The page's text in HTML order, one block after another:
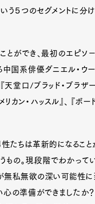
う５つのセグメントに分
ができ、最初のエピソ
国系俳優ダニエル・ウ
天堂口/ブラッド・ブラザ
メリカン・ハッスル』、 『
性たちは革新的になるこ
もの。現段階でわかっ
が無私無欲の深い可能性
の準備ができましたか